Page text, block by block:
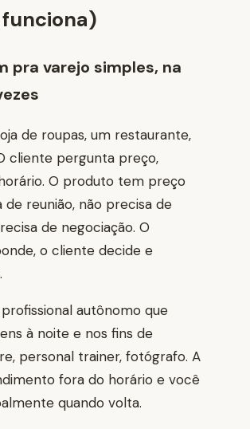
pra varejo simples, na
de roupas, um restaurante,
cliente pergunta preço,
O produto tem preço
de reunião, não precisa de
de negociação. O
o cliente decide e
autônomo que
à noite e nos fins de
personal trainer, fotógrafo. A
fora do horário e você
quando volta.